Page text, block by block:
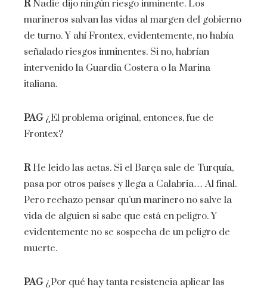
RNadie dijo ningún riesgo inminente. Los
marineros salvan las vidas al margen del gobierno
de turno. Y ahí Frontex, evidentemente, no había
señalado riesgos inminentes. Si no, habrían
intervenido la Guardia Costera o la Marina
italiana.
PAG¿El problema original, entonces, fue de
Frontex?
RHe leido las actas. Si el Barça sale de Turquía,
pasa por otros países y llega a Calabria… Al final.
Pero rechazo pensar qu’un marinero no salve la
vida de alguien si sabe que está en peligro. Y
evidentemente no se sospecha de un peligro de
muerte.
PAG¿Por qué hay tanta resistencia aplicar las